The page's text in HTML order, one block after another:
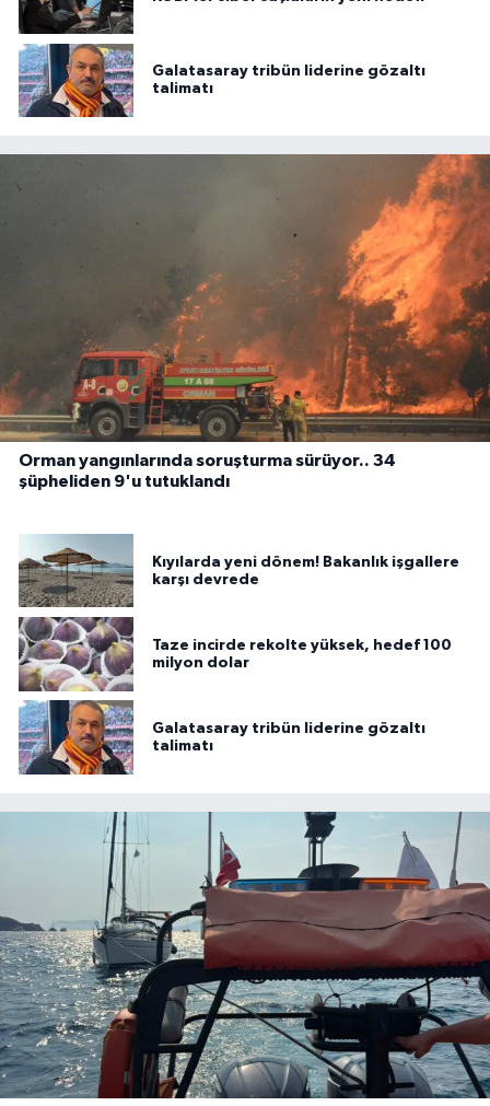
Galatasaray tribün liderine gözaltı
talimatı
Orman yangınlarında soruşturma sürüyor.. 34
şüpheliden 9'u tutuklandı
Kıyılarda yeni dönem! Bakanlık işgallere
karşı devrede
Taze incirde rekolte yüksek, hedef 100
milyon dolar
Galatasaray tribün liderine gözaltı
talimatı